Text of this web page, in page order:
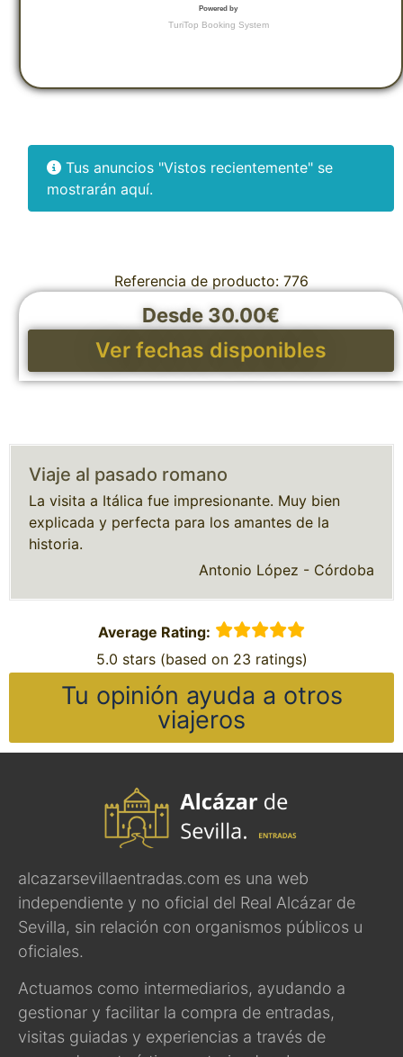
Desde 30.00€
Ver fechas disponibles
Tus anuncios "Vistos recientemente" se
mostrarán aquí.
Referencia de producto: 776
Viaje al pasado romano
La visita a Itálica fue impresionante. Muy bien
explicada y perfecta para los amantes de la
historia.
Antonio López - Córdoba
Average Rating:
5.0 stars (based on 23 ratings)
Tu opinión ayuda a otros
viajeros
alcazarsevillaentradas.com es una web
independiente y no oficial del Real Alcázar de
Sevilla, sin relación con organismos públicos u
oficiales.
Actuamos como intermediarios, ayudando a
gestionar y facilitar la compra de entradas,
visitas guiadas y experiencias a través de